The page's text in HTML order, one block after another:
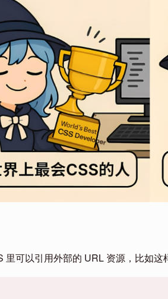
里可以引用外部的 URL 资源，比如这